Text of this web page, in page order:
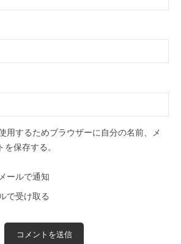
用するためブラウザーに自分の名前、メ
保存する。
ールで通知
で受け取る